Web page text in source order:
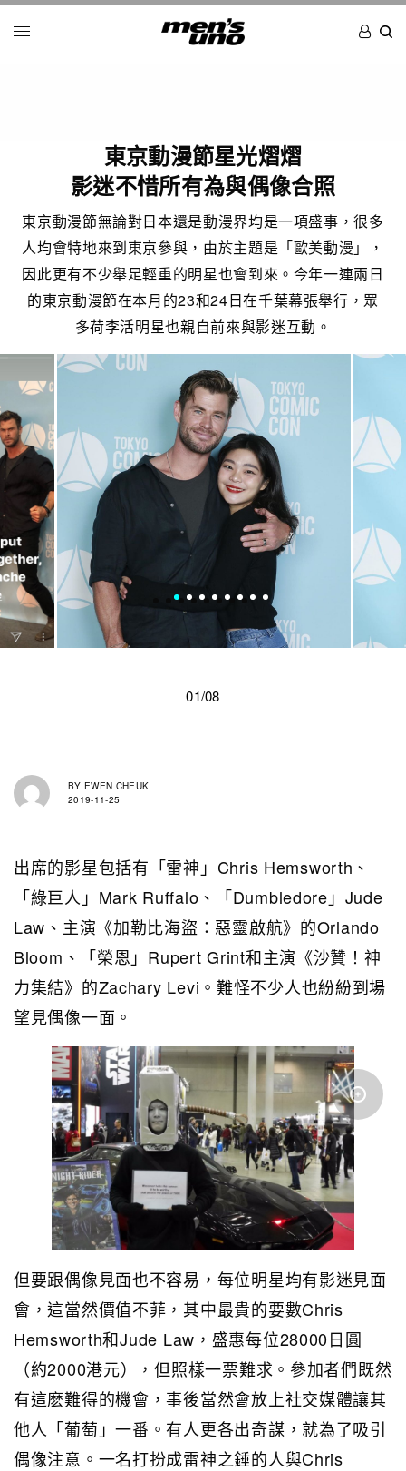
東京動漫節星光熠熠
影迷不惜所有為與偶像合照
東京動漫節無論對日本還是動漫界均是一項盛事，很多
人均會特地來到東京參與，由於主題是「歐美動漫」，
因此更有不少舉足輕重的明星也會到來。今年一連兩日
的東京動漫節在本月的23和24日在千葉幕張舉行，眾
多荷李活明星也親自前來與影迷互動。
01/08
BY EWEN CHEUK
2019-11-25
出席的影星包括有「雷神」Chris Hemsworth、
「綠巨人」Mark Ruffalo、「Dumbledore」Jude
Law、主演《加勒比海盜：惡靈啟航》的Orlando
Bloom、「榮恩」Rupert Grint和主演《沙贊！神
力集結》的Zachary Levi。難怪不少人也紛紛到場
望見偶像一面。
但要跟偶像見面也不容易，每位明星均有影迷見面
會，這當然價值不菲，其中最貴的要數Chris
Hemsworth和Jude Law，盛惠每位28000日圓
（約2000港元），但照樣一票難求。參加者們既然
有這麽難得的機會，事後當然會放上社交媒體讓其
他人「葡萄」一番。有人更各出奇謀，就為了吸引
偶像注意。一名打扮成雷神之錘的人與Chris